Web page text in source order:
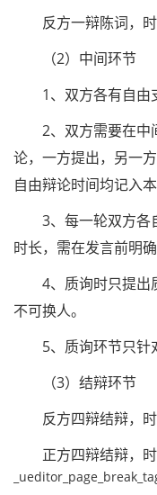
反方一辩陈词，时
（2）中间环节
1、双方各有自由支
2、双方需要在中
论，一方提出，另一
自由辩论时间均记入本
3、每一轮双方各
时长，需在发言前明
4、质询时只提出
不可换人。
5、质询环节只针对
（3）结辩环节
反方四辩结辩，时
正方四辩结辩，时